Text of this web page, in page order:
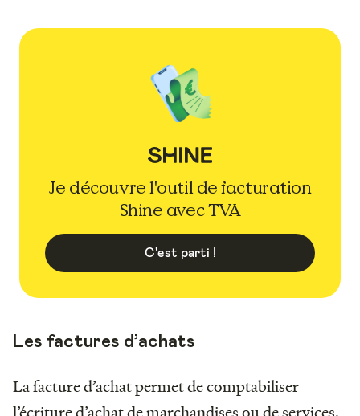
Je découvre l'outil de facturation
Shine avec TVA
C'est parti !
Les factures d’achats
La facture d’achat permet de comptabiliser
l’écriture d’achat de marchandises ou de services.